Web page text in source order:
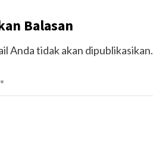
Balasan
Anda tidak akan dipublikasikan.
*